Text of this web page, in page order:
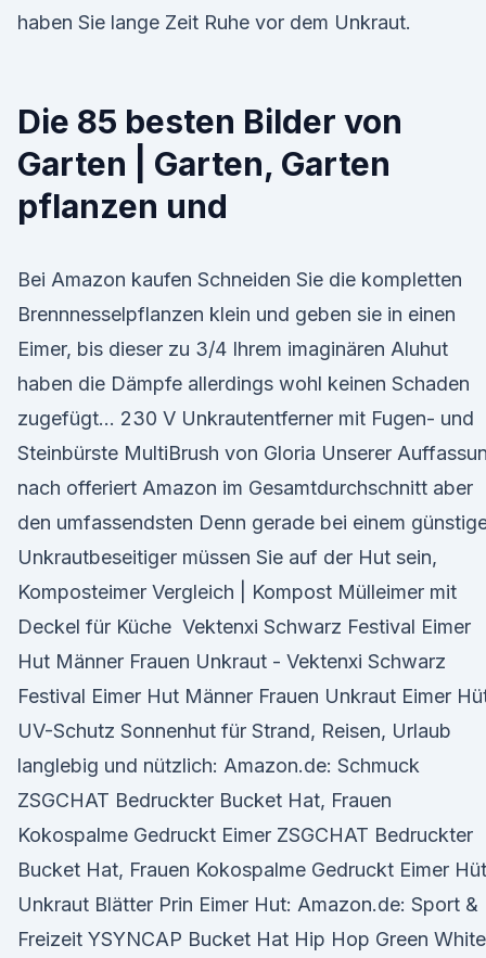
haben Sie lange Zeit Ruhe vor dem Unkraut.
Die 85 besten Bilder von
Garten | Garten, Garten
pflanzen und
Bei Amazon kaufen Schneiden Sie die kompletten
Brennnesselpflanzen klein und geben sie in einen
Eimer, bis dieser zu 3/4 Ihrem imaginären Aluhut
haben die Dämpfe allerdings wohl keinen Schaden
zugefügt… 230 V Unkrautentferner mit Fugen- und
Steinbürste MultiBrush von Gloria Unserer
nach offeriert Amazon im Gesamtdurchschnitt aber
den umfassendsten Denn gerade bei einem
Unkrautbeseitiger müssen Sie auf der Hut sein,
Komposteimer Vergleich | Kompost Mülleimer mit
Deckel für Küche Vektenxi Schwarz Festival Eimer
Hut Männer Frauen Unkraut - Vektenxi Schwarz
Festival Eimer Hut Männer Frauen Unkraut Eimer
UV-Schutz Sonnenhut für Strand, Reisen, Urlaub
langlebig und nützlich: Amazon.de: Schmuck
ZSGCHAT Bedruckter Bucket Hat, Frauen
Kokospalme Gedruckt Eimer ZSGCHAT Bedruckter
Bucket Hat, Frauen Kokospalme Gedruckt Eimer
Unkraut Blätter Prin Eimer Hut: Amazon.de: Sport &
Freizeit YSYNCAP Bucket Hat Hip Hop Green White